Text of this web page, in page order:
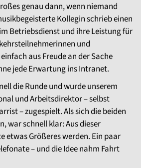
genau dann, wenn niemand
Kollegin schrieb einen
Betriebsdienst und ihre Leistung für
und
aus Freude an der Sache
jede Erwartung ins Intranet.
die Runde und wurde unserem
und Arbeitsdirektor – selbst
– zugespielt. Als sich die beiden
war schnell klar: Aus dieser
etwas Größeres werden. Ein paar
– und die Idee nahm Fahrt